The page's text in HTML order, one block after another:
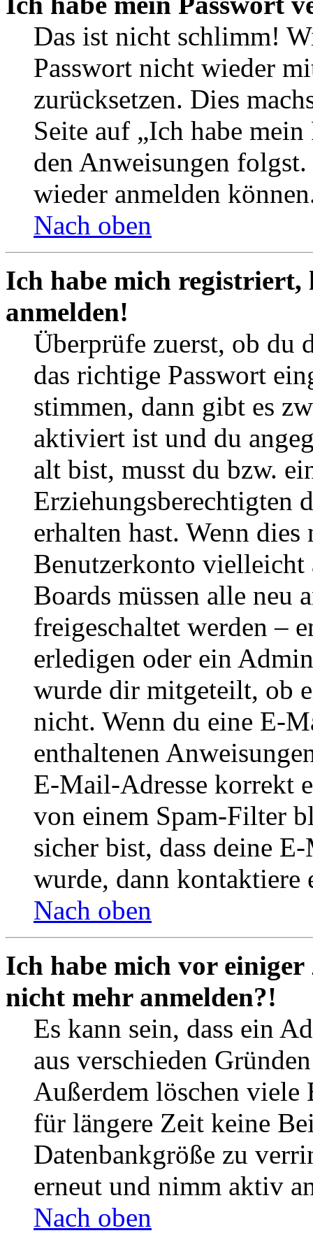
Das ist nicht schlimm!
Passwort nicht wieder
zurücksetzen. Dies
Seite auf „Ich habe
den Anweisungen
wieder anmelden
Nach oben
Ich habe mich
anmelden!
Überprüfe zuerst, ob du
das richtige Passwort
stimmen, dann gibt es
aktiviert ist und du
alt bist, musst du bzw.
Erziehungsberechtigten
erhalten hast. Wenn
Benutzerkonto
Boards müssen alle neu
freigeschaltet werden –
erledigen oder ein
wurde dir mitgeteilt, ob
nicht. Wenn du eine E-
enthaltenen
E-Mail-Adresse korrekt
von einem Spam-Filter
sicher bist, dass deine
wurde, dann kontaktiere
Nach oben
Ich habe mich vor
nicht mehr anmelden?!
Es kann sein, dass ein
aus verschieden
Außerdem löschen viele
für längere Zeit keine
Datenbankgröße zu
erneut und nimm aktiv
Nach oben